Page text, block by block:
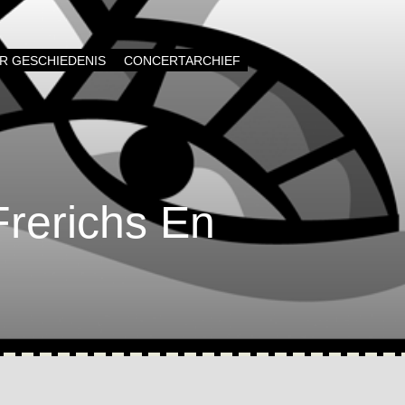
GESCHIEDENIS CONCERTARCHIEF
En